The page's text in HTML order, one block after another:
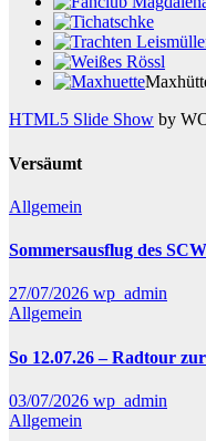
HTML5 Slide Show by
Versäumt
Allgemein
Sommersausflug des
27/07/2026 wp_admin
Allgemein
So 12.07.26 – Radtour
03/07/2026 wp_admin
Allgemein